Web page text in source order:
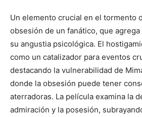
Un elemento crucial en el tormento
obsesión de un fanático, que
su angustia psicológica. El
como un catalizador para eventos
destacando la vulnerabilidad de
donde la obsesión puede tener
aterradoras. La película examina la
admiración y la posesión,